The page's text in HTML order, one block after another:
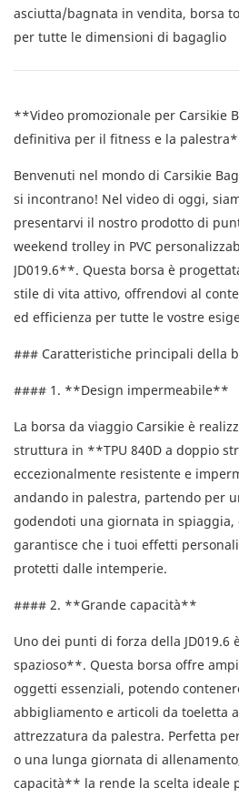
asciutta/bagnata in vendita, borsa
per tutte le dimensioni di bagaglio
**Video promozionale per Carsikie
definitiva per il fitness e la
Benvenuti nel mondo di Carsikie
si incontrano! Nel video di oggi,
presentarvi il nostro prodotto di
weekend trolley in PVC
JD019.6**. Questa borsa è
stile di vita attivo, offrendovi al
ed efficienza per tutte le vostre
### Caratteristiche principali della
#### 1. **Design impermeabile**
La borsa da viaggio Carsikie è
struttura in **TPU 840D a doppio
eccezionalmente resistente e
andando in palestra, partendo per
godendoti una giornata in spiaggia,
garantisce che i tuoi effetti
protetti dalle intemperie.
#### 2. **Grande capacità**
Uno dei punti di forza della
spazioso**. Questa borsa offre
oggetti essenziali, potendo
abbigliamento e articoli da toeletta
attrezzatura da palestra. Perfetta
o una lunga giornata di
capacità** la rende la scelta ideale